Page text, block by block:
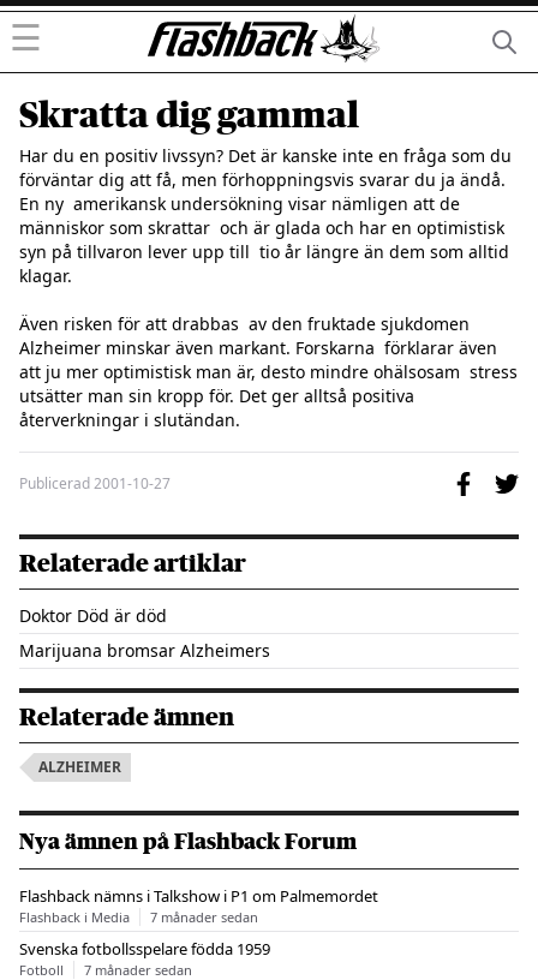
☰
Skratta dig gammal
Har du en positiv livssyn? Det är kanske inte en fråga som du
förväntar dig att få, men förhoppningsvis svarar du ja ändå.
En ny  amerikansk undersökning visar nämligen att de
människor som skrattar  och är glada och har en optimistisk
syn på tillvaron lever upp till  tio år längre än dem som alltid
klagar.
Även risken för att drabbas  av den fruktade sjukdomen
Alzheimer minskar även markant. Forskarna  förklarar även
att ju mer optimistisk man är, desto mindre ohälsosam  stress
utsätter man sin kropp för. Det ger alltså positiva
återverkningar i slutändan.
Publicerad2001-10-27
Relaterade artiklar
Doktor Död är död
Marijuana bromsar Alzheimers
Relaterade ämnen
ALZHEIMER
Nya ämnen på Flashback Forum
Flashback nämns i Talkshow i P1 om Palmemordet
Flashback i Media 7 månader sedan
Svenska fotbollsspelare födda 1959
Fotboll 7 månader sedan